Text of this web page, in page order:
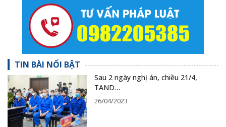
TIN BÀI NỔI BẬT
Sau 2 ngày nghị án, chiều 21/4,
TAND…
26/04/2023